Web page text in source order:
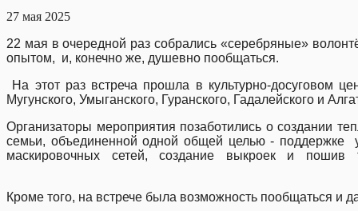
27 мая 2025
22 мая в очередной раз собрались «серебряные»
опытом, и, конечно же, душевно пообщаться.
На этот раз встреча прошла в культурно-досуговом
Мугунского, Умыганского, Гуранского, Гадалейского и
Организаторы мероприятия позаботились о создании
семьи, объединенной одной общей целью - поддержке
маскировочных сетей, создание выкроек и пошив
Кроме того, на встрече была возможность пообщаться и